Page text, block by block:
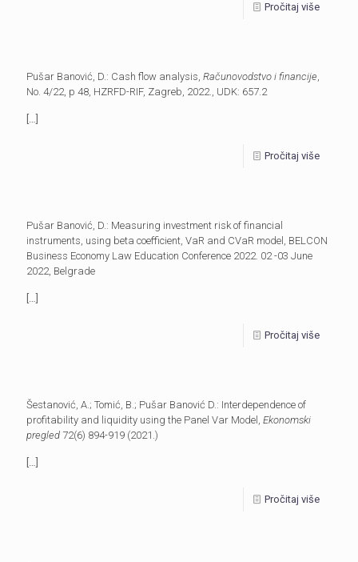
Pročitaj više
Pušar Banović, D.: Cash flow analysis, Računovodstvo i financije,
No. 4/22, p 48, HZRFD-RIF, Zagreb, 2022., UDK: 657.2
[…]
Pročitaj više
Pušar Banović, D.: Measuring investment risk of financial
instruments, using beta coefficient, VaR and CVaR model, BELCON
Business Economy Law Education Conference 2022. 02 -03 June
2022, Belgrade
[…]
Pročitaj više
Šestanović, A.; Tomić, B.; Pušar Banović D.: Interdependence of
profitability and liquidity using the Panel Var Model, Ekonomski
pregled 72(6) 894-919 (2021.)
[…]
Pročitaj više